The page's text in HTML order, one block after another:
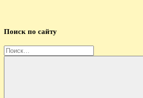
Поиск по сайту
Найти: